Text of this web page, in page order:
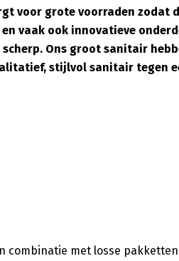
voor grote voorraden zodat
vaak ook innovatieve
Ons groot sanitair
stijlvol sanitair tegen
combinatie met losse